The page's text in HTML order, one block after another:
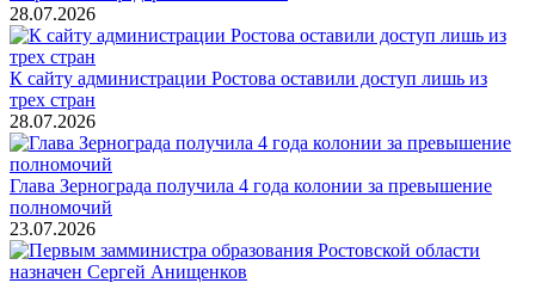
28.07.2026
К сайту администрации Ростова оставили доступ лишь из
трех стран
28.07.2026
Глава Зернограда получила 4 года колонии за превышение
полномочий
23.07.2026